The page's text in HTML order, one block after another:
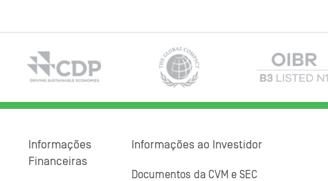
Informações
Financeiras
Informações ao Investidor
Documentos da CVM e SEC